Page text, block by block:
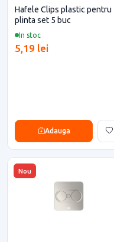
In stoc
Hafele Clips plastic pentru
plinta set 5 buc
5,19 lei
Adauga
Nou